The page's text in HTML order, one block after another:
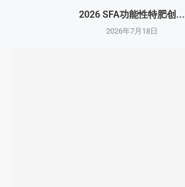
2026 SFA功能性特肥创...
2026年7月18日